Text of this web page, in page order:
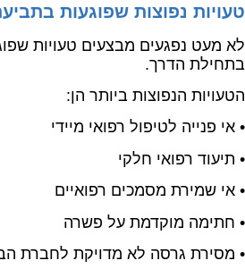
טעויות נפוצות שפוגעות
לא מעט נפגעים מבצעים טעויות
בתחילת הדרך.
הטעויות הנפוצות ביותר הן:
• אי פנייה לטיפול רפואי מיידי
• תיעוד רפואי חלקי
• אי שמירת מסמכים רפואיים
• חתימה מוקדמת על פשרה
• מסירת גרסה לא מדויקת לחברת